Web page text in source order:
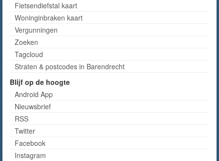
Fietsendiefstal kaart
Woninginbraken kaart
Vergunningen
Zoeken
Tagcloud
Straten & postcodes in Barendrecht
Blijf op de hoogte
Android App
Nieuwsbrief
RSS
Twitter
Facebook
Instagram